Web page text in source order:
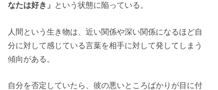
なたは好き」 という状態に陥っている。
人間という生き物は、近い関係や深い関係になるほど自
分に対して感じている言葉を相手に対して発してしまう
傾向がある。
自分を否定していたら、彼の悪いところばかりが目に付